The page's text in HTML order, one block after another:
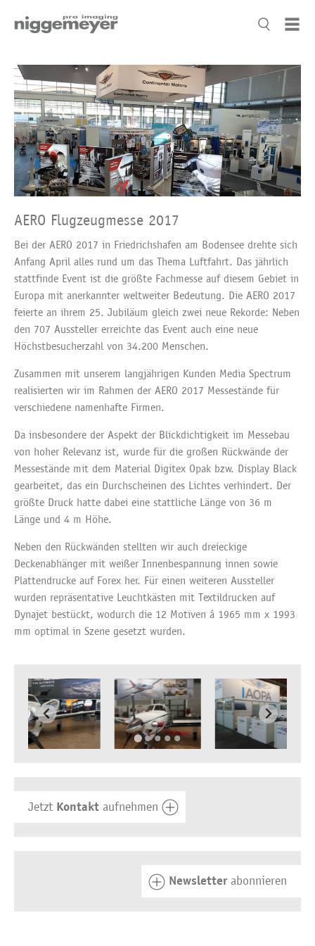
AERO Flugzeugmesse 2017
Bei der AERO 2017 in Friedrichshafen am Bodensee drehte sich
Anfang April alles rund um das Thema Luftfahrt. Das jährlich
stattfinde Event ist die größte Fachmesse auf diesem Gebiet in
Europa mit anerkannter weltweiter Bedeutung. Die AERO 2017
feierte an ihrem 25. Jubiläum gleich zwei neue Rekorde: Neben
den 707 Aussteller erreichte das Event auch eine neue
Höchstbesucherzahl von 34.200 Menschen.
Zusammen mit unserem langjährigen Kunden Media Spectrum
realisierten wir im Rahmen der AERO 2017 Messestände für
verschiedene namenhafte Firmen.
Da insbesondere der Aspekt der Blickdichtigkeit im Messebau
von hoher Relevanz ist, wurde für die großen Rückwände der
Messestände mit dem Material Digitex Opak bzw. Display Black
gearbeitet, das ein Durchscheinen des Lichtes verhindert. Der
größte Druck hatte dabei eine stattliche Länge von 36 m
Länge und 4 m Höhe.
Neben den Rückwänden stellten wir auch dreieckige
Deckenabhänger mit weißer Innenbespannung innen sowie
Plattendrucke auf Forex her. Für einen weiteren Aussteller
wurden repräsentative Leuchtkästen mit Textildrucken auf
Dynajet bestückt, wodurch die 12 Motiven á 1965 mm x 1993
mm optimal in Szene gesetzt wurden.
Jetzt Kontakt aufnehmen
Newsletterabonnieren